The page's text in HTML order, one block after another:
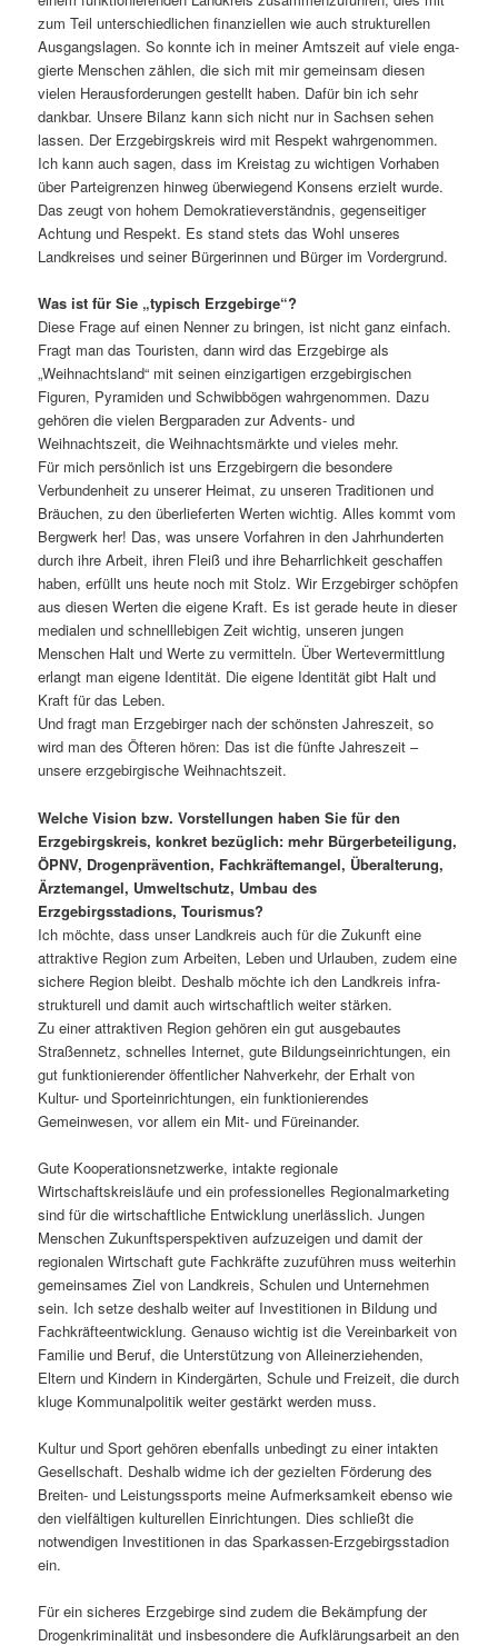
zum Teil unter­schied­li­chen finan­zi­ellen wie auch struk­tu­rellen
Ausgangslagen. So konnte ich in meiner Amtszeit auf viele enga­
gierte Menschen zählen, die sich mit mir gemeinsam diesen
vielen Herausforderungen gestellt haben. Dafür bin ich sehr
dankbar. Unsere Bilanz kann sich nicht nur in Sachsen sehen
lassen. Der Erzgebirgskreis wird mit Respekt wahr­ge­nommen.
Ich kann auch sagen, dass im Kreistag zu wich­tigen Vorhaben
über Parteigrenzen hinweg über­wie­gend Konsens erzielt wurde.
Das zeugt von hohem Demokratieverständnis, gegen­sei­tiger
Achtung und Respekt. Es stand stets das Wohl unseres
Landkreises und seiner Bürgerinnen und Bürger im Vordergrund.
Was ist für Sie „typisch Erzgebirge“?
Diese Frage auf einen Nenner zu bringen, ist nicht ganz einfach.
Fragt man das Touristen, dann wird das Erzgebirge als
„Weihnachtsland“ mit seinen einzig­ar­tigen erzge­bir­gi­schen
Figuren, Pyramiden und Schwibbögen wahr­ge­nommen. Dazu
gehören die vielen Bergparaden zur Advents- und
Weihnachtszeit, die Weihnachtsmärkte und vieles mehr.
Für mich persön­lich ist uns Erzgebirgern die beson­dere
Verbundenheit zu unserer Heimat, zu unseren Traditionen und
Bräuchen, zu den über­lie­ferten Werten wichtig. Alles kommt vom
Bergwerk her! Das, was unsere Vorfahren in den Jahrhunderten
durch ihre Arbeit, ihren Fleiß und ihre Beharrlichkeit geschaffen
haben, erfüllt uns heute noch mit Stolz. Wir Erzgebirger schöpfen
aus diesen Werten die eigene Kraft. Es ist gerade heute in dieser
medialen und schnell­le­bigen Zeit wichtig, unseren jungen
Menschen Halt und Werte zu vermit­teln. Über Wertevermittlung
erlangt man eigene Identität. Die eigene Identität gibt Halt und
Kraft für das Leben.
Und fragt man Erzgebirger nach der schönsten Jahreszeit, so
wird man des Öfteren hören: Das ist die fünfte Jahreszeit –
unsere erzge­bir­gi­sche Weihnachtszeit.
Welche Vision bzw. Vorstellungen haben Sie für den
Erzgebirgskreis, konkret bezüg­lich: mehr Bürgerbeteiligung,
ÖPNV, Drogenprävention, Fachkräftemangel, Überalterung,
Ärztemangel, Umweltschutz, Umbau des
Erzgebirgsstadions, Tourismus?
Ich möchte, dass unser Landkreis auch für die Zukunft eine
attrak­tive Region zum Arbeiten, Leben und Urlauben, zudem eine
sichere Region bleibt. Deshalb möchte ich den Landkreis infra­
struk­tu­rell und damit auch wirt­schaft­lich weiter stärken.
Zu einer attrak­tiven Region gehören ein gut ausge­bautes
Straßennetz, schnelles Internet, gute Bildungseinrichtungen, ein
gut funk­tio­nie­render öffent­li­cher Nahverkehr, der Erhalt von
Kultur- und Sporteinrichtungen, ein funk­tio­nie­rendes
Gemeinwesen, vor allem ein Mit- und Füreinander.
Gute Kooperationsnetzwerke, intakte regio­nale
Wirtschaftskreisläufe und ein profes­sio­nelles Regionalmarketing
sind für die wirt­schaft­liche Entwicklung uner­läss­lich. Jungen
Menschen Zukunftsperspektiven aufzu­zeigen und damit der
regio­nalen Wirtschaft gute Fachkräfte zuzu­führen muss weiterhin
gemein­sames Ziel von Landkreis, Schulen und Unternehmen
sein. Ich setze deshalb weiter auf Investitionen in Bildung und
Fachkräfteentwicklung. Genauso wichtig ist die Vereinbarkeit von
Familie und Beruf, die Unterstützung von Alleinerziehenden,
Eltern und Kindern in Kindergärten, Schule und Freizeit, die durch
kluge Kommunalpolitik weiter gestärkt werden muss.
Kultur und Sport gehören eben­falls unbe­dingt zu einer intakten
Gesellschaft. Deshalb widme ich der gezielten Förderung des
Breiten- und Leistungssports meine Aufmerksamkeit ebenso wie
den viel­fäl­tigen kultu­rellen Einrichtungen. Dies schließt die
notwen­digen Investitionen in das Sparkassen-Erzgebirgsstadion
ein.
Für ein sicheres Erzgebirge sind zudem die Bekämpfung der
Drogenkriminalität und insbe­son­dere die Aufklärungsarbeit an den